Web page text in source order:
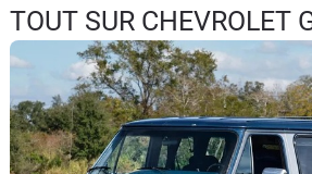
Essais
Guide
d'achat
TOUT SUR CHEVROLET